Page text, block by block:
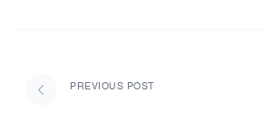
PREVIOUS POST